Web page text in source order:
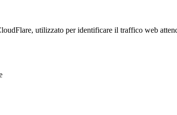
utilizzato per identificare il traffico web